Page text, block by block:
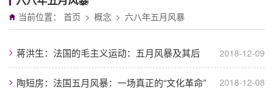
当前位置： 首页 > 概念 > 六八年五月风暴
蒋洪生：法国的毛主义运动：五月风暴及其后 2018-12-09
陶短房：法国五月风暴：一场真正的“文化革命” 2018-12-08